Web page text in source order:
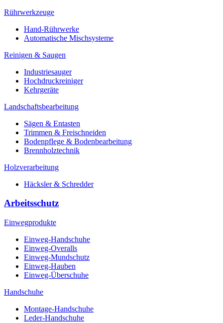
Rührwerkzeuge
Hand-Rührwerke
Automatische Mischsysteme
Reinigen & Saugen
Industriesauger
Hochdruckreiniger
Kehrgeräte
Landschaftsbearbeitung
Sägen & Entasten
Trimmen & Freischneiden
Bodenpflege & Bodenbearbeitung
Brennholztechnik
Holzverarbeitung
Häcksler & Schredder
Arbeitsschutz
Einwegprodukte
Einweg-Handschuhe
Einweg-Overalls
Einweg-Mundschutz
Einweg-Hauben
Einweg-Überschuhe
Handschuhe
Montage-Handschuhe
Leder-Handschuhe